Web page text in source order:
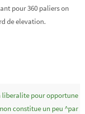
pour 360 paliers on
de elevation.
liberalite pour opportune
constitue un peu ^par